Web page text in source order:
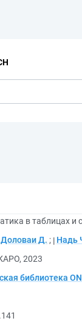
в таблицах и
Доловаи Д. ;
Надь
2023
библиотека